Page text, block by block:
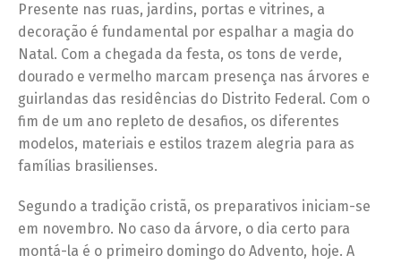
Presente nas ruas, jardins, portas e vitrines, a
decoração é fundamental por espalhar a magia do
Natal. Com a chegada da festa, os tons de verde,
dourado e vermelho marcam presença nas árvores e
guirlandas das residências do Distrito Federal. Com o
fim de um ano repleto de desafios, os diferentes
modelos, materiais e estilos trazem alegria para as
famílias brasilienses.
Segundo a tradição cristã, os preparativos iniciam-se
em novembro. No caso da árvore, o dia certo para
montá-la é o primeiro domingo do Advento, hoje. A